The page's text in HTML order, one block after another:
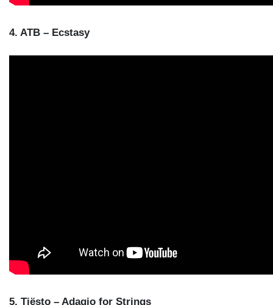
4. ATB – Ecstasy
5. Tiësto – Adagio for Strings